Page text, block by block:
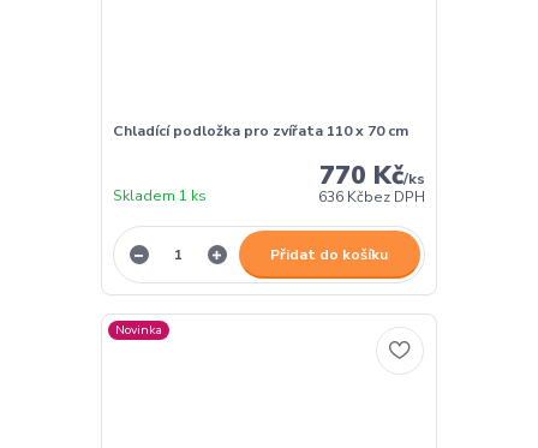
Chladící podložka pro zvířata 110 x 70 cm
770 Kč/ks
636 Kčbez DPH
Skladem 1 ks
Přidat do košíku
Novinka